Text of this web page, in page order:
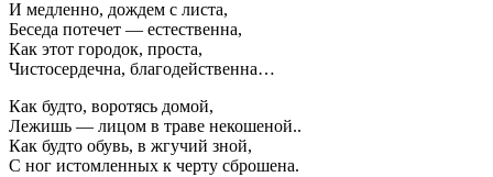
И медленно, дождем с листа,
Беседа потечет — естественна,
Как этот городок, проста,
Чистосердечна, благодейственна…
Как будто, воротясь домой,
Лежишь — лицом в траве некошеной..
Как будто обувь, в жгучий зной,
С ног истомленных к черту сброшена.